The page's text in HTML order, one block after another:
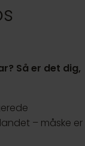
Så er det dig,
– måske er